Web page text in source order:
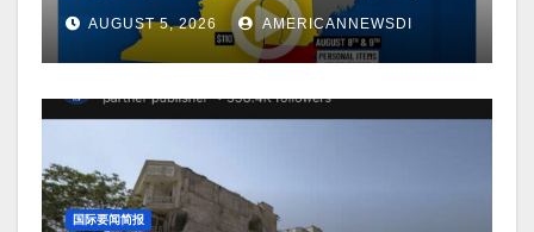
AUGUST 5, 2026 AMERICANNEWSDI
国际要闻简报